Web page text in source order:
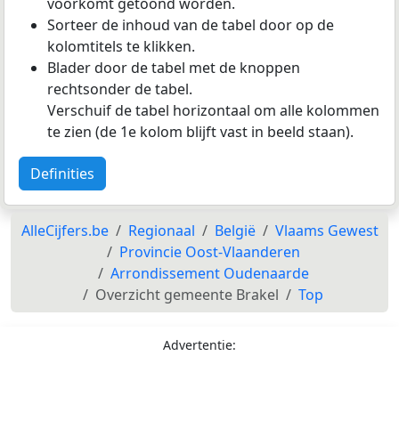
Sorteer de inhoud van de tabel door op de
kolomtitels te klikken.
Blader door de tabel met de knoppen
rechtsonder de tabel.
Verschuif de tabel horizontaal om alle kolommen
te zien (de 1e kolom blijft vast in beeld staan).
Definities
AlleCijfers.be Regionaal België
Vlaams Gewest
Provincie Oost-Vlaanderen
Arrondissement Oudenaarde
Overzicht gemeente Brakel
Top
Advertentie: